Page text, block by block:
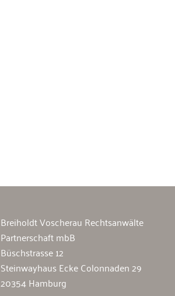
Breiholdt Voscherau Rechtsanwälte
Partnerschaft mbB
Büschstrasse 12
Steinwayhaus Ecke Colonnaden 29
20354 Hamburg